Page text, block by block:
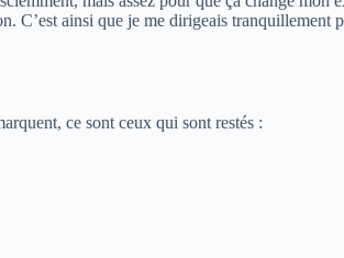
C’est ainsi que je me dirigeais
ce sont ceux qui sont restés :